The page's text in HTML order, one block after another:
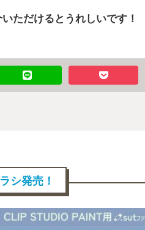
ただけるとうれしいです！
シ発売！